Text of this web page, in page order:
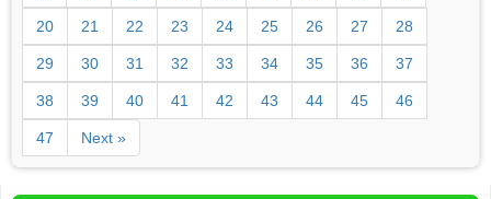
20 21 22 23 24 25 26 27 28
29 30 31 32 33 34 35 36 37
38 39 40 41 42 43 44 45 46
47 Next »